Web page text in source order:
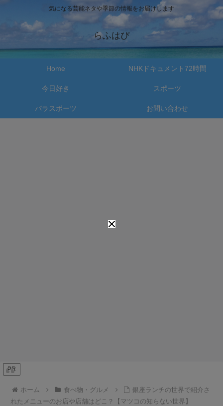
気になる芸能ネタや季節の情報をお届けします
らふはぴ
Home NHKドキュメント72時間
今日好き スポーツ
パラスポーツ お問い合わせ
PR
ホーム 食べ物・グルメ
銀座ランチの世界で紹介さ
れたメニューのお店や店舗はどこ？【マツコの知らない世界】